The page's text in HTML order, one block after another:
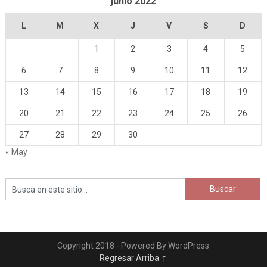
L M X J V S D
1 2 3 4 5
6 7 8 9 10 11 12
13 14 15 16 17 18 19
20 21 22 23 24 25 26
27 28 29
30
« May
Copyright 2018 - Powered By WordPress
Regresar Arriba ↑